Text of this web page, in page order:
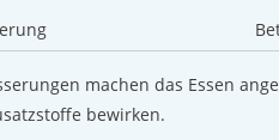
machen das Essen
bewirken.